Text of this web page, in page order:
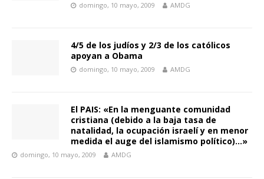
domingo, 10 mayo, 2009 AMDG
4/5 de los judíos y 2/3 de los católicos
apoyan a Obama
domingo, 10 mayo, 2009 AMDG
El PAIS: «En la menguante comunidad
cristiana (debido a la baja tasa de
natalidad, la ocupación israelí y en menor
medida el auge del islamismo político)…»
domingo, 10 mayo, 2009 AMDG